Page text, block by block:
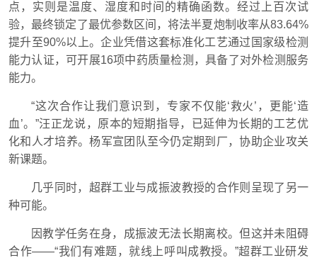
点，实则是温度、湿度和时间的精确函数。经过上百次试
验，最终锁定了最优参数区间，将法半夏炮制收率从83.64%
提升至90%以上。企业凭借这套标准化工艺通过国家级检测
能力认证，可开展16项中药质量检测，具备了对外检测服务
能力。
“这次合作让我们意识到，专家不仅能‘救火’，更能‘造
血’。”汪正龙说，原本的短期指导，已延伸为长期的工艺优
化和人才培养。杨军宣团队至今仍定期到厂，协助企业攻关
新课题。
几乎同时，超群工业与成振波教授的合作则呈现了另一
种可能。
因教学任务在身，成振波无法长期离校。但这并未阻碍
合作——“我们有难题，就线上呼叫成教授。”超群工业研发